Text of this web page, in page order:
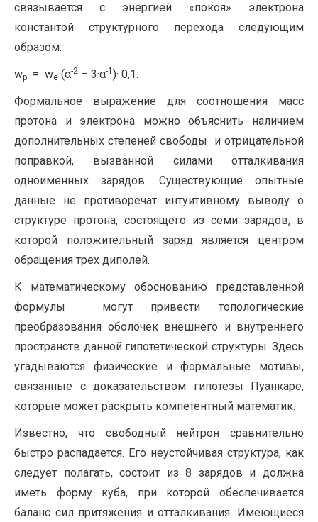
связывается с энергией «покоя» электрона
константой структурного перехода следующим
образом:
wp = we (α-2 – 3·α-1 )· 0,1.
Формальное выражение для соотношения масс
протона и электрона можно объяснить наличием
дополнительных степеней свободы и отрицательной
поправкой, вызванной силами отталкивания
одноименных зарядов. Существующие опытные
данные не противоречат интуитивному выводу о
структуре протона, состоящего из семи зарядов, в
которой положительный заряд является центром
обращения трех диполей.
К математическому обоснованию представленной
формулы могут привести топологические
преобразования оболочек внешнего и внутреннего
пространств данной гипотетической структуры. Здесь
угадываются физические и формальные мотивы,
связанные с доказательством гипотезы Пуанкаре,
которые может раскрыть компетентный математик.
Известно, что свободный нейтрон сравнительно
быстро распадается. Его неустойчивая структура, как
следует полагать, состоит из 8 зарядов и должна
иметь форму куба, при которой обеспечивается
баланс сил притяжения и отталкивания. Имеющиеся